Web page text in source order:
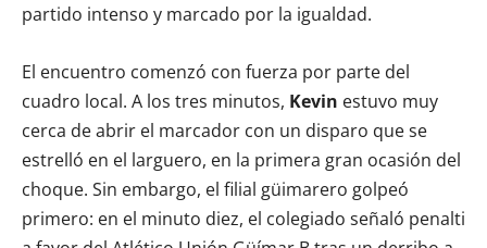
partido intenso y marcado por la igualdad.
El encuentro comenzó con fuerza por parte del
cuadro local. A los tres minutos, Kevin estuvo muy
cerca de abrir el marcador con un disparo que se
estrelló en el larguero, en la primera gran ocasión del
choque. Sin embargo, el filial güimarero golpeó
primero: en el minuto diez, el colegiado señaló penalti